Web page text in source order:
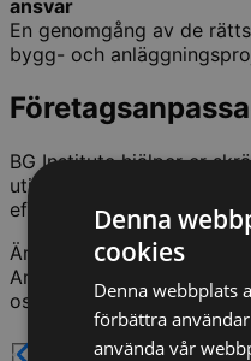
ansvar
En genomgång av de
bygg- och
BG Institute hjälper er
utifrån era behov. Vi
efter just er organisations
Är du intresserad av att
Anders Ingvarson? Fyll i
oss.
Steg 1 - Vilket format
Denna
cookies
Denna webbplats
förbättra
använda vår